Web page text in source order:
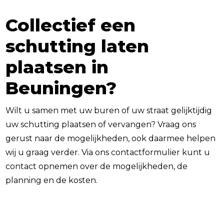
Collectief een
schutting laten
plaatsen in
Beuningen?
Wilt u samen met uw buren of uw straat gelijktijdig
uw schutting plaatsen of vervangen? Vraag ons
gerust naar de mogelijkheden, ook daarmee helpen
wij u graag verder. Via ons contactformulier kunt u
contact opnemen over de mogelijkheden, de
planning en de kosten.